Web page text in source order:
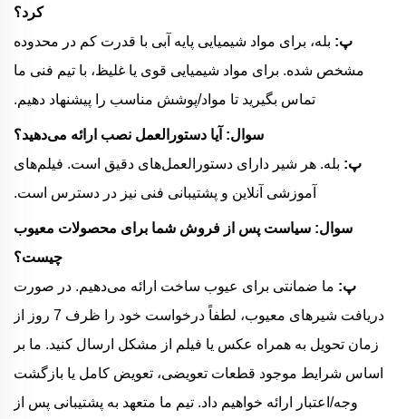
کرد؟
پ: بله، برای مواد شیمیایی پایه آبی با قدرت کم در محدوده
مشخص شده. برای مواد شیمیایی قوی یا غلیظ، با تیم فنی ما
تماس بگیرید تا مواد/پوشش مناسب را پیشنهاد دهیم.
سوال: آیا دستورالعمل نصب ارائه می‌دهید؟
پ: بله. هر شیر دارای دستورالعمل‌های دقیق است. فیلم‌های
آموزشی آنلاین و پشتیبانی فنی نیز در دسترس است.
سوال: سیاست پس از فروش شما برای محصولات معیوب
چیست؟
پ: ما ضمانتی برای عیوب ساخت ارائه می‌دهیم. در صورت
دریافت شیرهای معیوب، لطفاً درخواست خود را ظرف 7 روز از
زمان تحویل به همراه عکس یا فیلم از مشکل ارسال کنید. ما بر
اساس شرایط موجود قطعات تعویضی، تعویض کامل یا بازگشت
وجه/اعتبار ارائه خواهیم داد. تیم ما متعهد به پشتیبانی پس از